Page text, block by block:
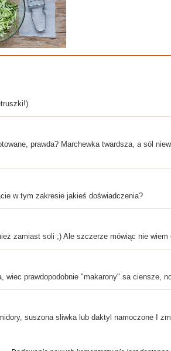
prawda? Marchewka twardsza, a sól
w tym zakresie jakieś doświadczenia?
zamiast soli ;) Ale szczerze mówiąc nie
prawdopodobnie "makarony" sa ciensze,
suszona sliwka lub daktyl namoczone I